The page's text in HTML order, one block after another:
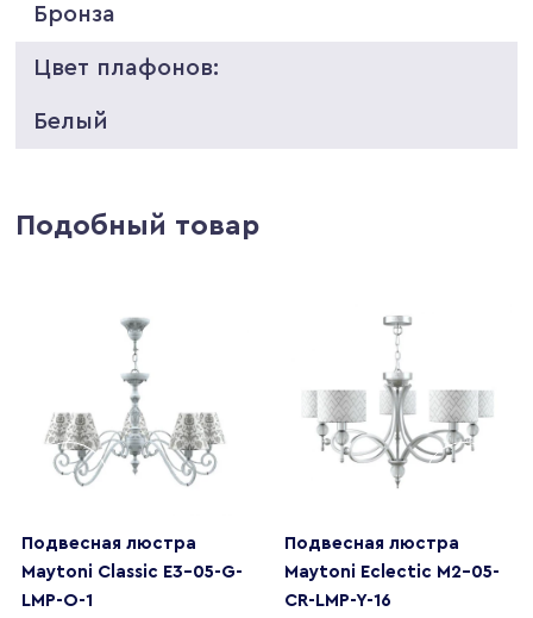
Бронза
Цвет плафонов:
Белый
Подобный товар
Подвесная люстра
Maytoni Classic E3-05-G-
LMP-O-1
Подвесная люстра
Maytoni Eclectic M2-05-
CR-LMP-Y-16